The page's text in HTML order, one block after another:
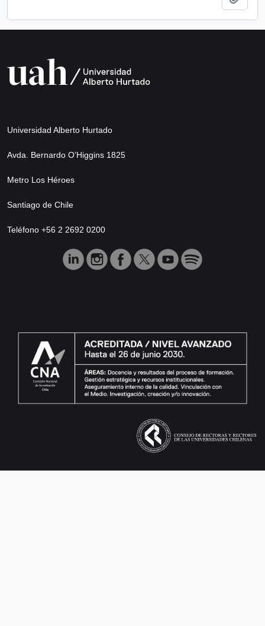
Universidad Alberto Hurtado
Avda. Bernardo O’Higgins 1825
Metro Los Héroes
Santiago de Chile
Teléfono +56 2 2692 0200